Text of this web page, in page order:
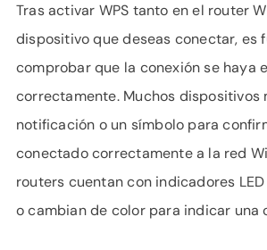
Tras activar WPS tanto en el router
dispositivo que deseas conectar, es
comprobar que la conexión se haya
correctamente. Muchos dispositivos
notificación o un símbolo para
conectado correctamente a la red
routers cuentan con indicadores
o cambian de color para indicar una